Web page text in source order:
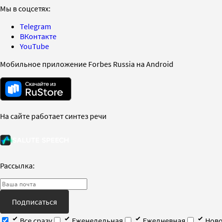
Мы в соцсетях:
Telegram
ВКонтакте
YouTube
Мобильное приложение Forbes Russia на Android
На сайте работает синтез речи
Рассылка:
Подписаться